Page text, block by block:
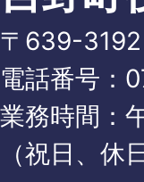
〒639-3192
電話番号：
業務時間：
（祝日、